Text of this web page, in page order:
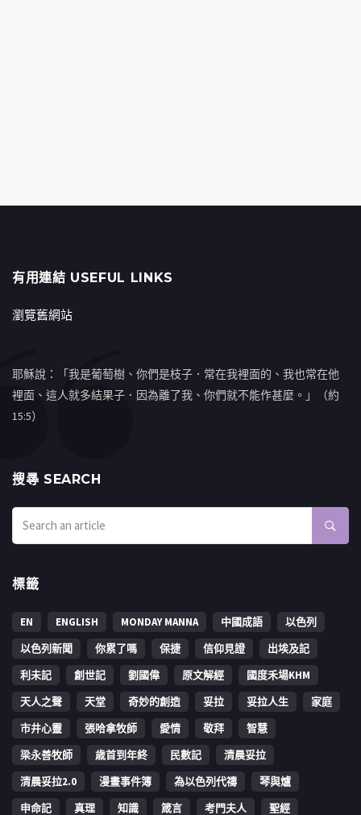
有用連結 USEFUL LINKS
瀏覽舊網站
耶穌說：「我是葡萄樹、你們是枝子．常在我裡面的、我也常在他
裡面、這人就多結果子．因為離了我、你們就不能作甚麼。」（約
15:5）
搜㝷 SEARCH
標籤
EN ENGLISH MONDAY MANNA 中國成語
以色列
以色列新聞
你累了嗎 保捷 信仰見證
出埃及記
利未記
創世記 劉國偉 原文解經
國度禾場KHM
天人之聲
天堂 奇妙的創造 妥拉 妥拉人生
家庭
市井心靈
張哈拿牧師 愛情 敬拜
智慧
梁永善牧師
歳首到年終 民數記
清晨妥拉
清晨妥拉2.0
漫畫事件簿 為以色列代禱
琴與爐
申命記
真理 知識 箴言 考門夫人 聖經